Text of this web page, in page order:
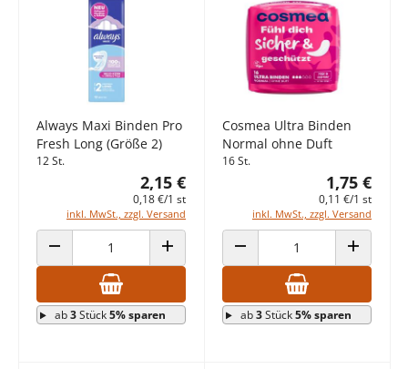
Always Maxi Binden Pro
Fresh Long (Größe 2)
12 St.
2,15 €
0,18 €/1 st
inkl. MwSt., zzgl. Versand
ANZAHL VERRINGERN ANZAHL ERHÖHEN
ab3Stück5% sparen
Cosmea Ultra Binden
Normal ohne Duft
16 St.
1,75 €
0,11 €/1 st
inkl. MwSt., zzgl. Versand
ANZAHL VERRINGERN ANZAHL
ab3Stück5% sparen